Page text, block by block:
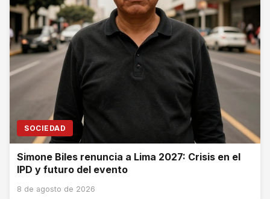
SOCIEDAD
Simone Biles renuncia a Lima 2027: Crisis en el
IPD y futuro del evento
8 de agosto de 2026